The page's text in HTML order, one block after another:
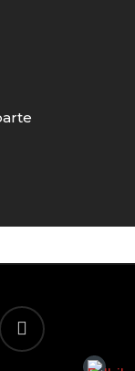
email